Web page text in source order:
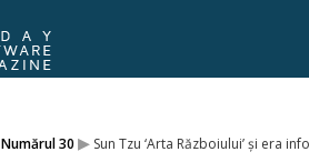
Numărul 30 ▸ Sun Tzu ‘Arta Războiului’ și era